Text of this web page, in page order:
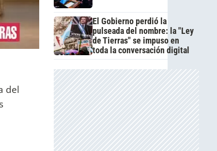
del
El Gobierno perdió la
pulseada del nombre: la "Ley
de Tierras" se impuso en
toda la conversación digital